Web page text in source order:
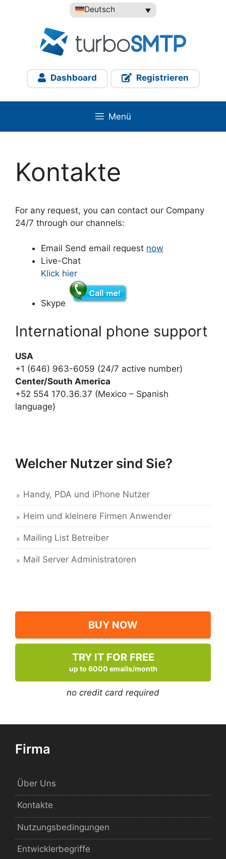
Deutsch
Dashboard Registrieren
Menü
Kontakte
For any request, you can contact our Company
24/7 through our channels:
Email Send email request now
Live-Chat
Klick hier
Skype
International phone support
USA
+1 (646) 963-6059 (24/7 active number)
Center/South America
+52 554 170.36.37 (Mexico – Spanish
language)
Welcher Nutzer sind Sie?
Handy, PDA und iPhone Nutzer
Heim und kleinere Firmen Anwender
Mailing List Betreiber
Mail Server Administratoren
BUY NOW
TRY IT FOR FREE
up to 6000 emails/month
no credit card required
Firma
Über Uns
Kontakte
Nutzungsbedingungen
Entwicklerbegriffe